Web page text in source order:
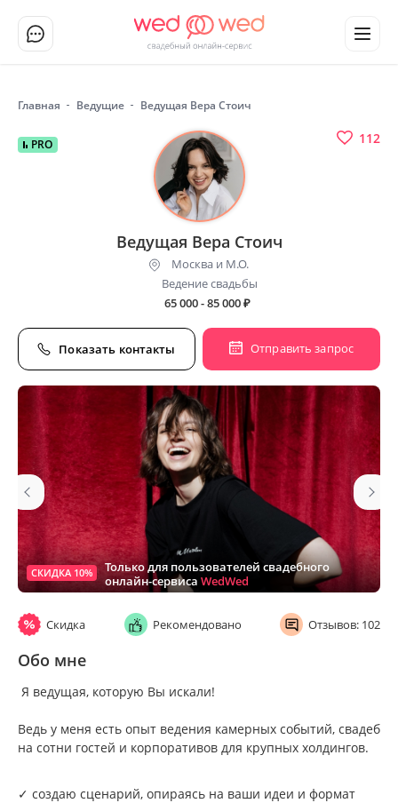
Главная Ведущие Ведущая Вера Стоич
СКИДКА 10%
Только для пользователей свадебного
онлайн-сервиса WedWed
PRO 112
Ведущая Вера Стоич
Москва и М.О.
Ведение свадьбы
65 000 - 85 000₽
Отправить запрос
Показать контакты
Скидка Рекомендовано Отзывов: 102
Обо мне
Я ведущая, которую Вы искали!
Ведь у меня есть опыт ведения камерных событий, свадеб
на сотни гостей и корпоративов для крупных холдингов.
✓ создаю сценарий, опираясь на ваши идеи и формат